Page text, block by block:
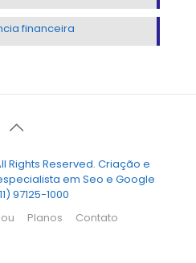
financeira
Rights Reserved. Criação e
em Seo e Google
97125-1000
Planos Contato